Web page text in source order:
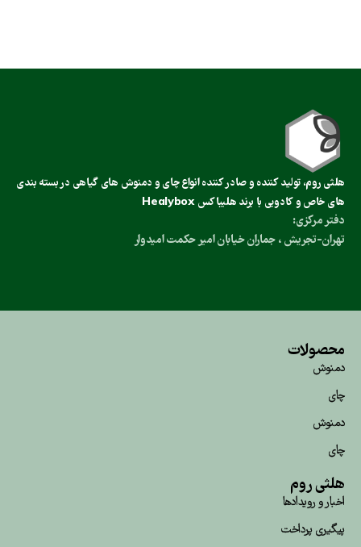
محصولات
دمنوش
چای
دمنوش
چای
هلثی روم
اخبار و رویداد‌ها
پیگیری پرداخت
هلثی روم، تولید کننده و صادر کننده انواع چای و دمنوش های گیاهی در بسته بندی
های خاص و کادویی با برند هلیباکس Healybox
دفتر مرکزی:
تهران-تجریش ، جماران خیابان امیر حکمت امیدوار